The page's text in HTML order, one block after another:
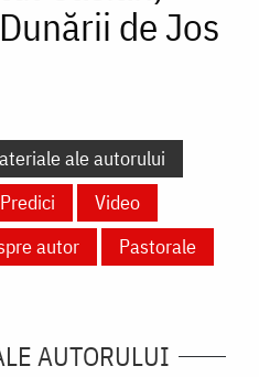
de Jos
ale autorului
Predici
Video
autor Pastorale
AUTORULUI